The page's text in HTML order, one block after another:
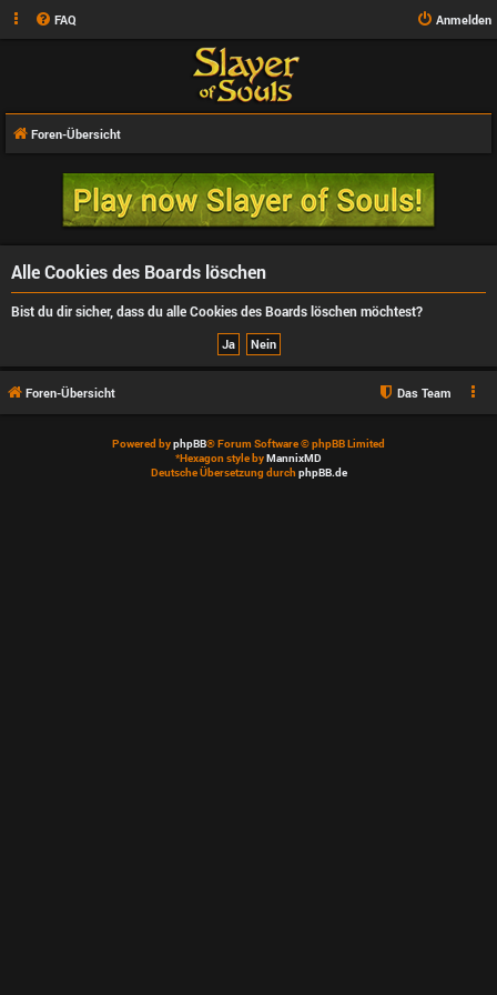
FAQ Anmelden
Foren-Übersicht
Alle Cookies des Boards löschen
Bist du dir sicher, dass du alle Cookies des Boards löschen möchtest?
Foren-Übersicht Das Team
Powered byphpBB® Forum Software © phpBB Limited
*Hexagon style byMannixMD
Deutsche Übersetzung durchphpBB.de